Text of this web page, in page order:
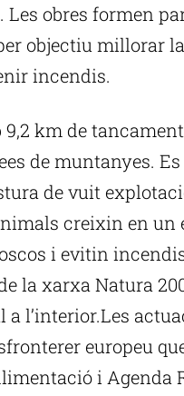
Les obres formen
objectiu millorar
incendis.
km de
de muntanyes. Es
de vuit
creixin en
i evitin
la xarxa Natura
l’interior.Les
europeu
i Agenda